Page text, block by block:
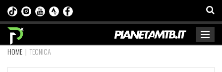
HOME | TECNICA